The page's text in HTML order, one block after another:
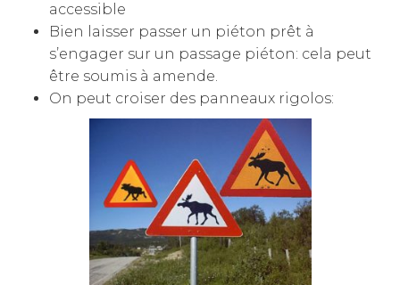
accessible
Bien laisser passer un piéton prêt à
s’engager sur un passage piéton: cela peut
être soumis à amende.
On peut croiser des panneaux rigolos: